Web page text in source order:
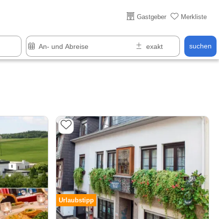
Gastgeber Merkliste
suchen
Über 25 Jahre online
Urlaubstipp